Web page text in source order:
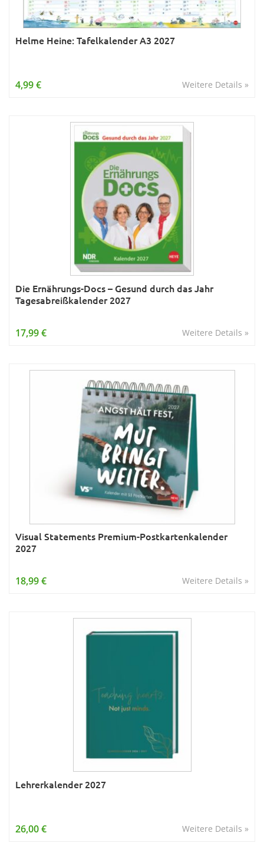
Helme Heine: Tafelkalender A3 2027
Weitere Details »
4,99 €
Die Ernährungs-Docs – Gesund durch das Jahr
Tagesabreißkalender 2027
Weitere Details »
17,99 €
Visual Statements Premium-Postkartenkalender
2027
Weitere Details »
18,99 €
Lehrerkalender 2027
Weitere Details »
26,00 €